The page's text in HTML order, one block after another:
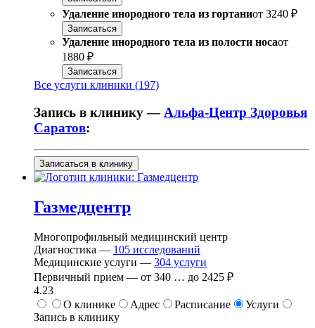
Удаление инородного тела из гортаниот 3240 ₽
Записаться
Удаление инородного тела из полости носаот
1880 ₽
Записаться
Все услуги клиники (197)
Запись в клинику — Альфа-Центр Здоровья
Саратов:
Записаться в клинику
Газмедцентр
Многопрофильный медицинский центр
Диагностика — 105 исследований
Медицинские услуги — 304 услуги
Первичный прием — от 340 … до 2425 ₽
4.23
О клинике
Адрес Расписание
Услуги
Запись в клинику